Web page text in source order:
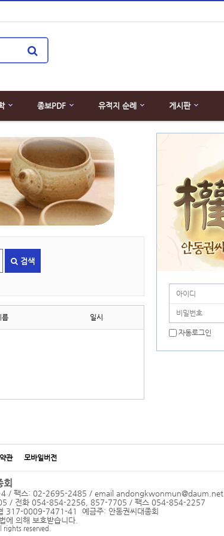
종보PDF 유적지 순례
게시판
검색
름 일시
자동로그인
관 모바일버전
회
/ 팩스: 02-2695-2485 / email andongkwonmun@daum.net
/ 전화 054-854-2256, 857-7705 / 팩스 054-854-2257
317-0009-7471-41 예금주: 안동권씨대종회
에 의해 보호받습니다.
rights reserved.